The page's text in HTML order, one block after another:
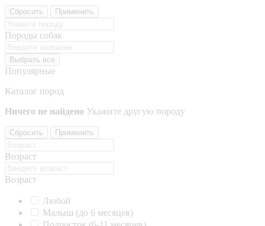
Сбросить Применить
Породы собак
Выбрать все
Популярные
Каталог пород
Ничего не найдено Укажите другую породу
Сбросить Применить
Возраст
Возраст
Любой
Малыш (до 6 месяцев)